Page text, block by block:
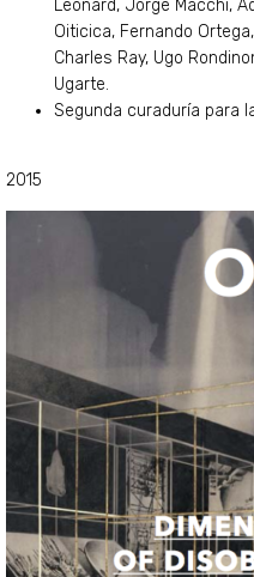
2015
Leonard, Jorge Macchi,
Oiticica, Fernando
Charles Ray, Ugo
Ugarte.
Segunda curaduría para